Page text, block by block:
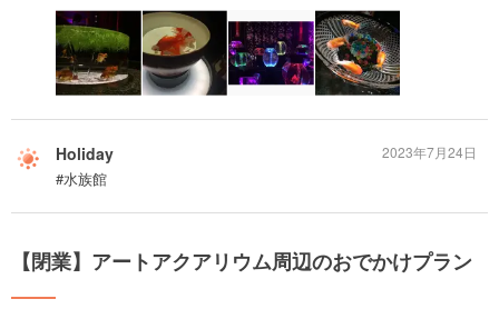
Holiday
#水族館
2023年7月24日
【閉業】アートアクアリウム周辺のおでかけプラン